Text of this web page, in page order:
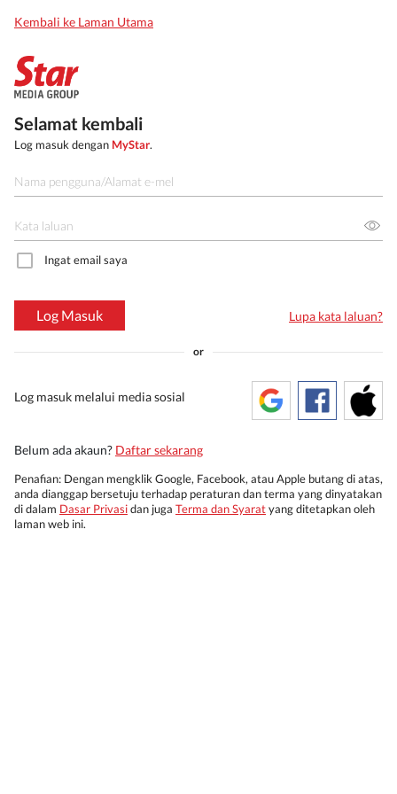
Kembali ke Laman Utama
Selamat kembali
Log masuk dengan MyStar.
Ingat email saya
Log Masuk Lupa kata laluan?
or
Log masuk melalui media sosial
Belum ada akaun? Daftar sekarang
Penafian: Dengan mengklik Google, Facebook, atau Apple butang di atas,
anda dianggap bersetuju terhadap peraturan dan terma yang dinyatakan
di dalam Dasar Privasidan juga Terma dan Syaratyang ditetapkan oleh
laman web ini.